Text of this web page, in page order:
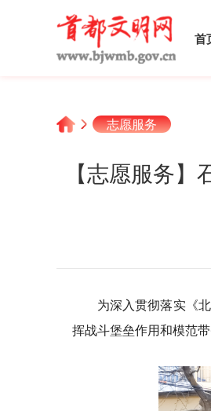
首
志愿服务
【志愿服务
为深入贯彻落实《
挥战斗堡垒作用和模范